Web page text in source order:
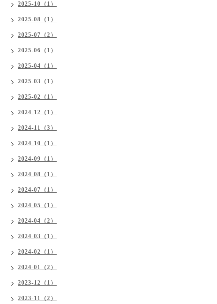
2025-10（1）
2025-08（1）
2025-07（2）
2025-06（1）
2025-04（1）
2025-03（1）
2025-02（1）
2024-12（1）
2024-11（3）
2024-10（1）
2024-09（1）
2024-08（1）
2024-07（1）
2024-05（1）
2024-04（2）
2024-03（1）
2024-02（1）
2024-01（2）
2023-12（1）
2023-11（2）